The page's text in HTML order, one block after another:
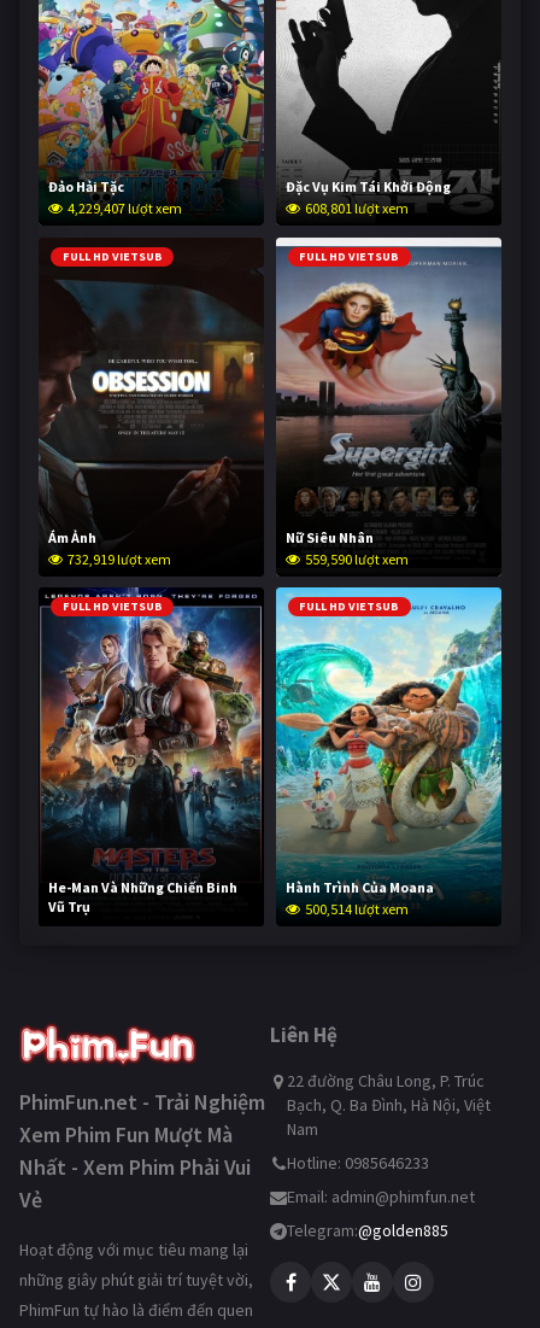
Đảo Hải Tặc
4,229,407 lượt xem
Đặc Vụ Kim Tái Khởi Động
608,801 lượt xem
FULL HD VIETSUB
Ám Ảnh
732,919 lượt xem
FULL HD VIETSUB
Nữ Siêu Nhân
559,590 lượt xem
FULL HD VIETSUB
He-Man Và Những Chiến Binh
Vũ Trụ
250,157 lượt xem
FULL HD VIETSUB
Hành Trình Của Moana
500,514 lượt xem
PhimFun.net - Trải Nghiệm
Xem Phim Fun Mượt Mà
Nhất - Xem Phim Phải Vui
Vẻ
Hoạt động với mục tiêu mang lại
những giây phút giải trí tuyệt vời,
PhimFun tự hào là điểm đến quen
Liên Hệ
22 đường Châu Long, P. Trúc
Bạch, Q. Ba Đình, Hà Nội, Việt
Nam
Hotline: 0985646233
Email: admin@phimfun.net
Telegram:@golden885